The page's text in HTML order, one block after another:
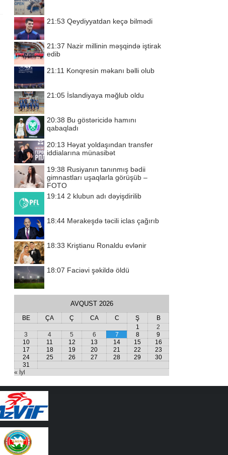
21:53 Qeydiyyatdan keçə bilmədi
21:37 Nazir millinin məşqində iştirak
edib
21:11 Konqresin məkanı bəlli olub
21:05 İslandiyaya məğlub oldu
20:38 Bu göstəricidə hamını
qabaqladı
20:13 Həyat yoldaşından transfer
iddialarına münasibət
19:38 Rusiyanın tanınmış bədii
gimnastları uşaqlarla görüşüb –
FOTO
19:14 2 klubun adı dəyişdirilib
18:44 Mərakeşdə təcili iclas çağırıb
18:33 Kriştianu Ronaldu evlənir
18:07 Faciəvi şəkildə öldü
AVQUST 2026
BE ÇA Ç CA C Ş
B
1
2
3
4 5 6 7 8
9
10
11 12 13 14 15
16
17
18 19 20 21 22
23
24
25 26 27 28 29
30
31
« İyl